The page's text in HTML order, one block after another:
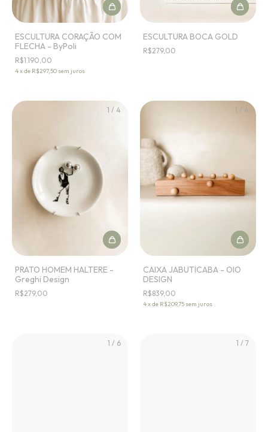
ESCULTURA CORAÇÃO COM
FLECHA - ByPoli
R$1.190,00
4xde R$297,50 sem juros
ESCULTURA BOCA GOLD
R$279,00
1 / 4
PRATO HOMEM HALTERE -
Greghi Design
R$279,00
1 / 4
CAIXA JABUTICABA - OIO
DESIGN
R$839,00
4xde R$209,75 sem juros
1 / 6 1 / 7